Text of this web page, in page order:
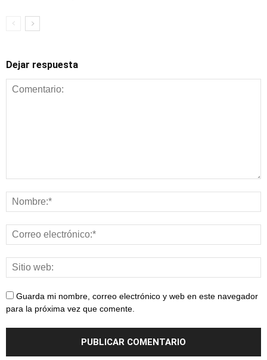
Dejar respuesta
Guarda mi nombre, correo electrónico y web en este navegador
para la próxima vez que comente.